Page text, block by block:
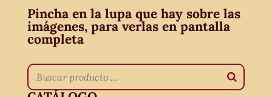
Pincha en la lupa que hay sobre las
imágenes, para verlas en pantalla
completa